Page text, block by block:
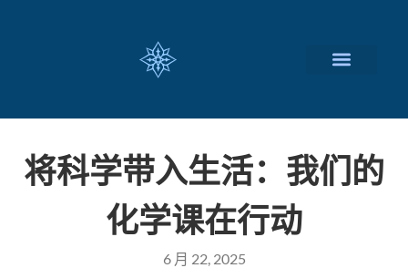
将科学带入生活：我们的
化学课在行动
6 月 22, 2025